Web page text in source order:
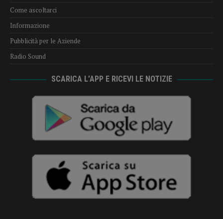
Come ascoltarci
Informazione
Pubblicità per le Aziende
Radio Sound
SCARICA L’APP E RICEVI LE NOTIZIE